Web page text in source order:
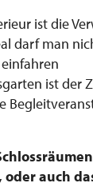
ist die
darf man
ist der
auch